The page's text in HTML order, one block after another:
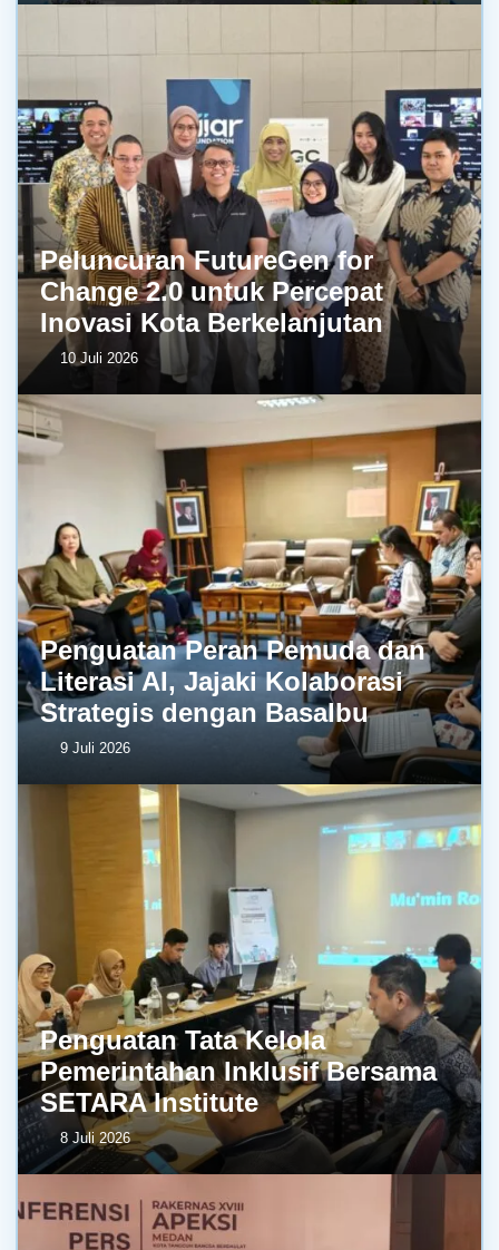
Peluncuran FutureGen for
Change 2.0 untuk Percepat
Inovasi Kota Berkelanjutan
10 Juli 2026
Penguatan Peran Pemuda dan
Literasi AI, Jajaki Kolaborasi
Strategis dengan BasaIbu
9 Juli 2026
Penguatan Tata Kelola
Pemerintahan Inklusif Bersama
SETARA Institute
8 Juli 2026